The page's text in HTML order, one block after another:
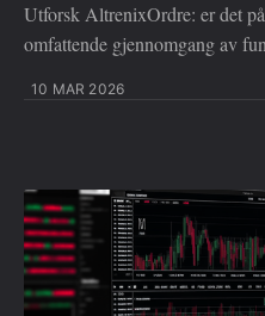
Utforsk AltrenixOrdre: er det
omfattende gjennomgang av
10 MAR 2026